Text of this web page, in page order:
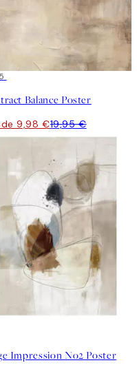
Balance Poster
9,98 €19,95 €
Impression No2 Poster